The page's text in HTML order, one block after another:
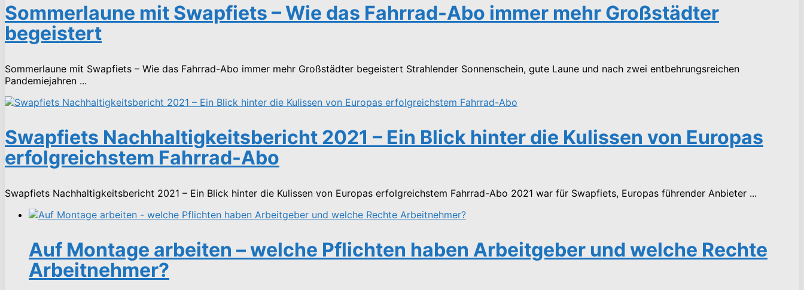
Sommerlaune mit Swapfiets – Wie das Fahrrad-Abo immer mehr Großstädter
begeistert
Sommerlaune mit Swapfiets – Wie das Fahrrad-Abo immer mehr Großstädter begeistert Strahlender Sonnenschein, gute Laune und nach zwei entbehrungsreichen
Pandemiejahren ...
Swapfiets Nachhaltigkeitsbericht 2021 – Ein Blick hinter die Kulissen von Europas
erfolgreichstem Fahrrad-Abo
Swapfiets Nachhaltigkeitsbericht 2021 – Ein Blick hinter die Kulissen von Europas erfolgreichstem Fahrrad-Abo 2021 war für Swapfiets, Europas führender Anbieter ...
Auf Montage arbeiten – welche Pflichten haben Arbeitgeber und welche Rechte
Arbeitnehmer?